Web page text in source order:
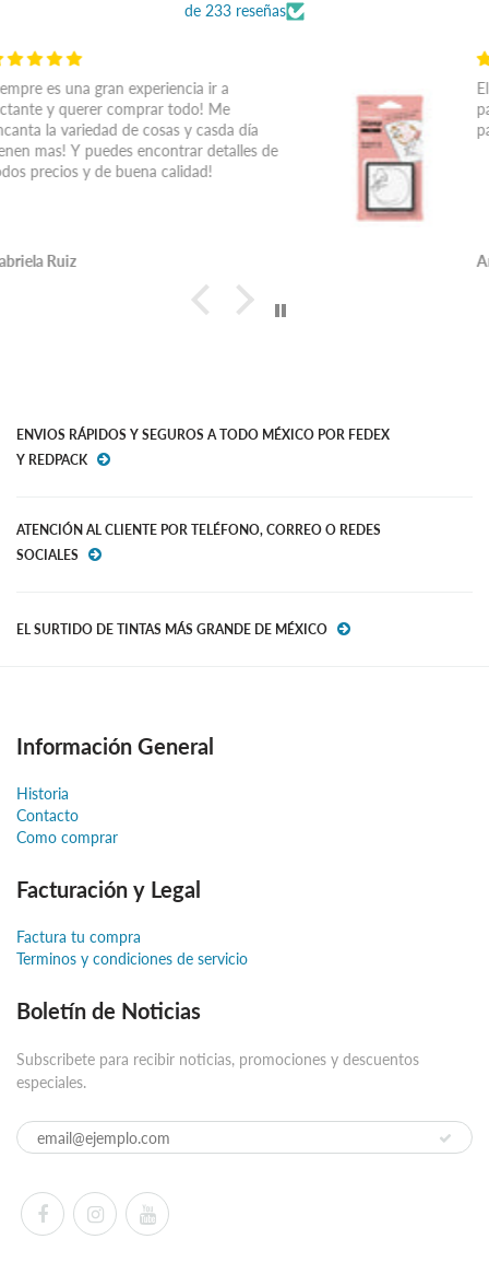
de 233 reseñas
El sello es hermoso y del tamaño perfecto
para usarlo en tus notas adhesivas o solo
para destacar notas
ENVIOS RÁPIDOS Y SEGUROS A TODO MÉXICO POR FEDEX
Y REDPACK
ATENCIÓN AL CLIENTE POR TELÉFONO, CORREO O REDES
SOCIALES
EL SURTIDO DE TINTAS MÁS GRANDE DE MÉXICO
Información General
Historia
Contacto
Como comprar
Facturación y Legal
Factura tu compra
Terminos y condiciones de servicio
Boletín de Noticias
Subscribete para recibir noticias, promociones y descuentos
especiales.